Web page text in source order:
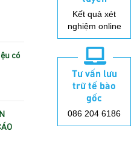
có
Kết quả xét
nghiệm online
Tư vấn lưu
trữ tế bào
gốc
086 204 6186